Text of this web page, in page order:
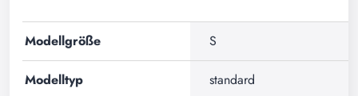
Modellgröße S
Modelltyp standard